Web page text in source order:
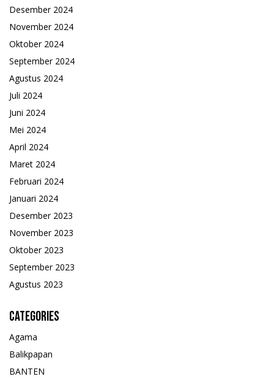
Desember 2024
November 2024
Oktober 2024
September 2024
Agustus 2024
Juli 2024
Juni 2024
Mei 2024
April 2024
Maret 2024
Februari 2024
Januari 2024
Desember 2023
November 2023
Oktober 2023
September 2023
Agustus 2023
Categories
Agama
Balikpapan
BANTEN